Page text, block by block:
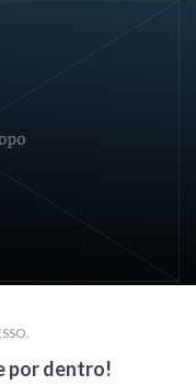
por dentro!